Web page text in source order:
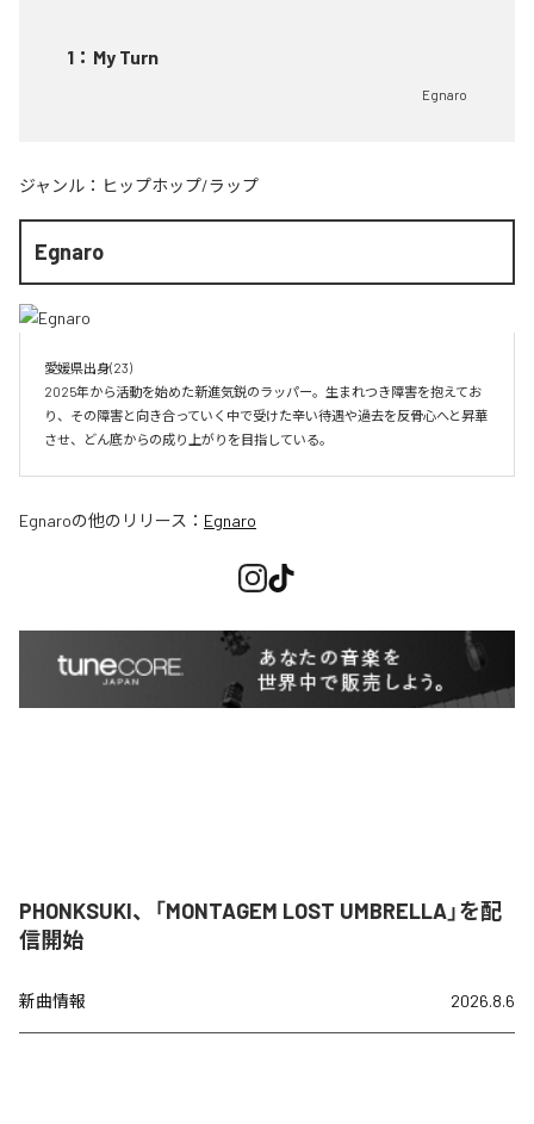
1 ： My Turn
Egnaro
ジャンル： ヒップホップ/ラップ
Egnaro
愛媛県出身(23)
2025年から活動を始めた新進気鋭のラッパー。生まれつき障害を抱えてお
り、その障害と向き合っていく中で受けた辛い待遇や過去を反骨心へと昇華
させ、どん底からの成り上がりを目指している。
Egnaroの他のリリース： Egnaro
PHONKSUKI、「MONTAGEM LOST UMBRELLA」を配
信開始
新曲情報 2026.8.6